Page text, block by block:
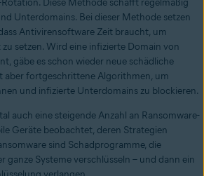
Diese Methode schafft regelmäßig
Unterdomains. Bei dieser Methode setzen
Antivirensoftware Zeit braucht, um
setzen. Wird eine infizierte Domain von
gäbe es schon wieder neue schädliche
aber fortgeschrittene Algorithmen, um
und infizierte Unterdomains zu blockieren.
auch eine steigende Anzahl an Ransomware-
Geräte beobachtet, deren Strategien
sind Schadprogramme, die
ganze Systeme verschlüsseln – und dann ein